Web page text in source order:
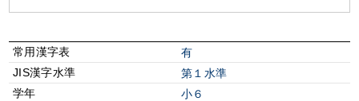
常用漢字表
有
JIS漢字水準
第１水準
学年
小６